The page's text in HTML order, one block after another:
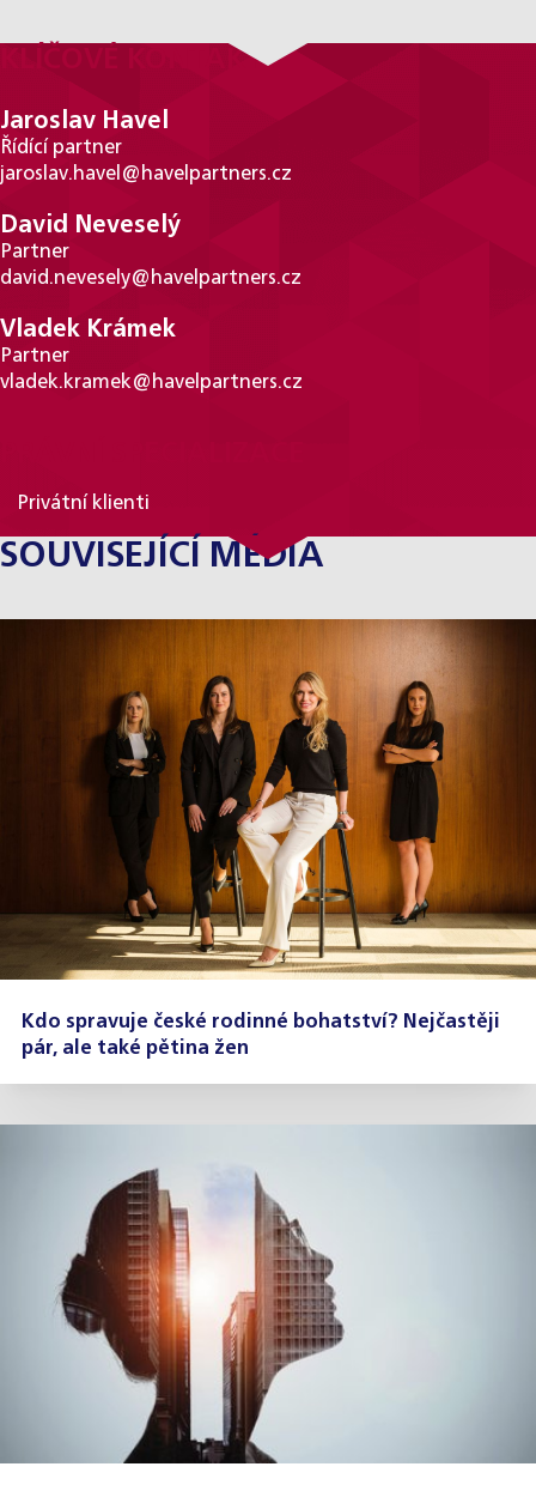
KLÍČOVÉ KONTAKTY
Jaroslav Havel
Řídící partner
jaroslav.havel@havelpartners.cz
David Neveselý
Partner
david.nevesely@havelpartners.cz
Vladek Krámek
Partner
vladek.kramek@havelpartners.cz
Privátní klienti
SOUVISEJÍCÍ MÉDIA
Kdo spravuje české rodinné bohatství? Nejčastěji
pár, ale také pětina žen